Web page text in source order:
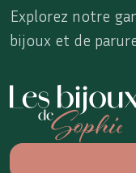
Explorez notre
bijoux et de
Les Bijoux de Sophie